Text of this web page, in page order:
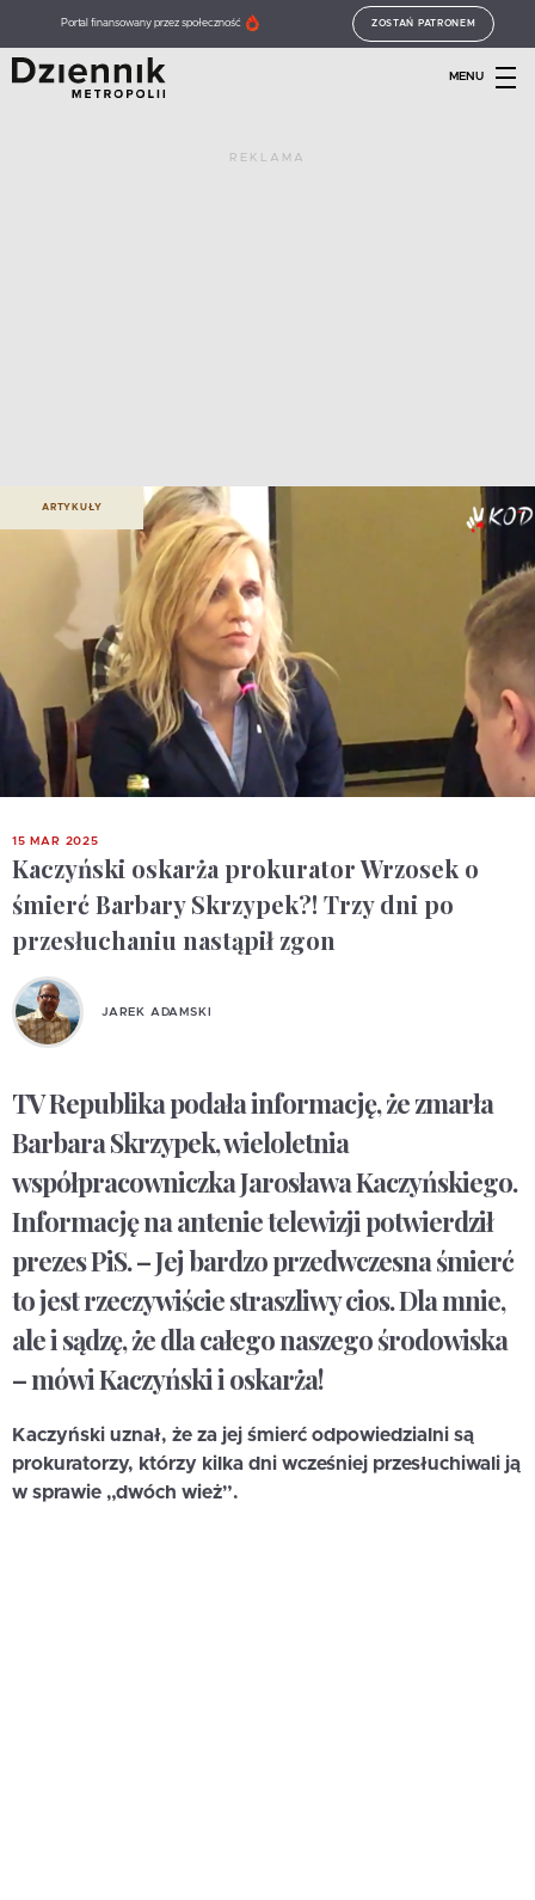
Portal finansowany przez społeczność ZOSTAŃ PATRONEM
MENU
REKLAMA
ARTYKUŁY
15 MAR 2025
Kaczyński oskarża prokurator Wrzosek o
śmierć Barbary Skrzypek?! Trzy dni po
przesłuchaniu nastąpił zgon
JAREK ADAMSKI
TV Republika podała informację, że zmarła
Barbara Skrzypek, wieloletnia
współpracowniczka Jarosława Kaczyńskiego.
Informację na antenie telewizji potwierdził
prezes PiS. – Jej bardzo przedwczesna śmierć
to jest rzeczywiście straszliwy cios. Dla mnie,
ale i sądzę, że dla całego naszego środowiska
– mówi Kaczyński i oskarża!
Kaczyński uznał, że za jej śmierć odpowiedzialni są
prokuratorzy, którzy kilka dni wcześniej przesłuchiwali ją
w sprawie „dwóch wież”.